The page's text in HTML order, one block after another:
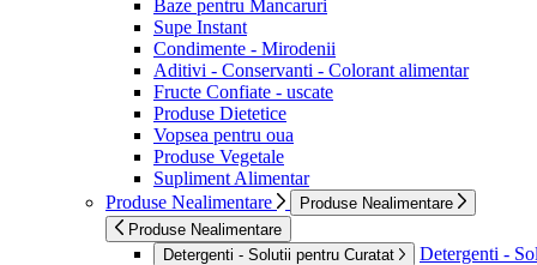
Baze pentru Mancaruri
Supe Instant
Condimente - Mirodenii
Aditivi - Conservanti - Colorant alimentar
Fructe Confiate - uscate
Produse Dietetice
Vopsea pentru oua
Produse Vegetale
Supliment Alimentar
Produse Nealimentare
Produse Nealimentare
Produse Nealimentare
Detergenti - Solutii pentru Curatat
Detergenti -